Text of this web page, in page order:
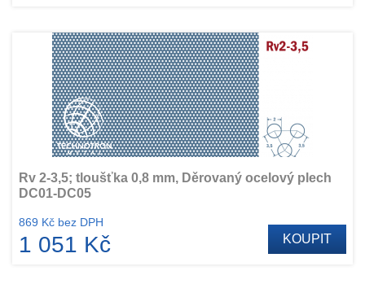
Rv 2-3,5; tloušťka 0,8 mm, Děrovaný ocelový plech
DC01-DC05
869 Kč bez DPH
1 051 Kč KOUPIT